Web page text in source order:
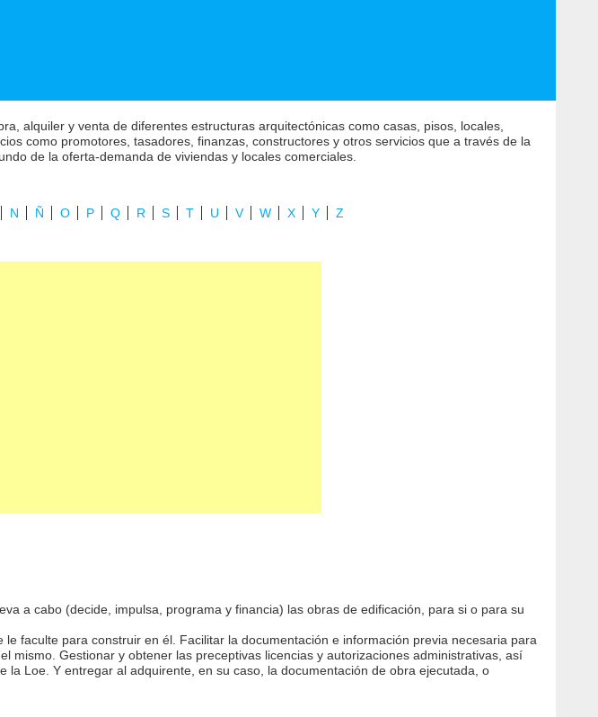
alquiler y venta de diferentes estructuras arquitectónicas como casas, pisos, locales,
como promotores, tasadores, finanzas, constructores y otros servicios que a través de la
de la oferta-demanda de viviendas y locales comerciales.
N Ñ O P Q R S T U V W X Y Z
a cabo (decide, impulsa, programa y financia) las obras de edificación, para si o para su
faculte para construir en él. Facilitar la documentación e información previa necesaria para
Gestionar y obtener las preceptivas licencias y autorizaciones administrativas, así
Loe. Y entregar al adquirente, en su caso, la documentación de obra ejecutada, o